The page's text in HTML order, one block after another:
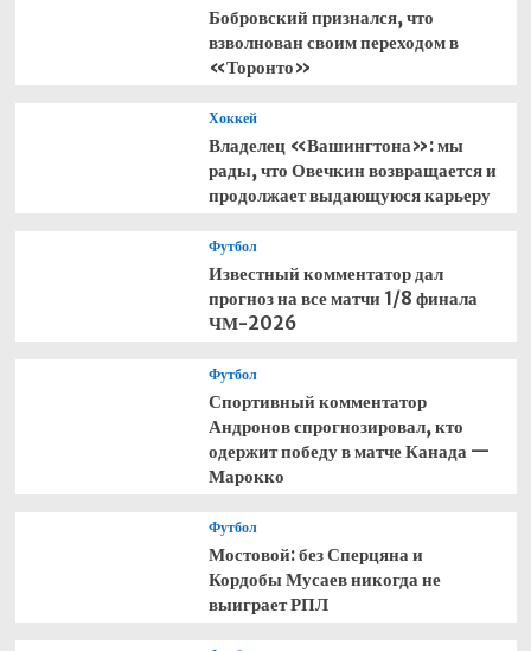
Бобровский признался, что
взволнован своим переходом в
«Торонто»
Хоккей
Владелец «Вашингтона»: мы
рады, что Овечкин возвращается и
продолжает выдающуюся карьеру
Футбол
Известный комментатор дал
прогноз на все матчи 1/8 финала
ЧМ-2026
Футбол
Спортивный комментатор
Андронов спрогнозировал, кто
одержит победу в матче Канада —
Марокко
Футбол
Мостовой: без Сперцяна и
Кордобы Мусаев никогда не
выиграет РПЛ